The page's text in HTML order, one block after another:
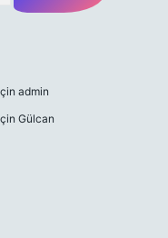
admin
Gülcan